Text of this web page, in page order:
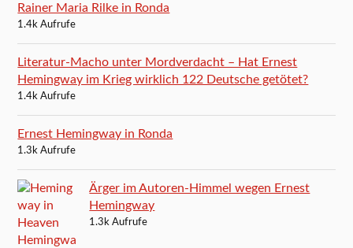
Rainer Maria Rilke in Ronda
1.4k Aufrufe
Literatur-Macho unter Mordverdacht – Hat Ernest
Hemingway im Krieg wirklich 122 Deutsche getötet?
1.4k Aufrufe
Ernest Hemingway in Ronda
1.3k Aufrufe
Ärger im Autoren-Himmel wegen Ernest
Hemingway
1.3k Aufrufe